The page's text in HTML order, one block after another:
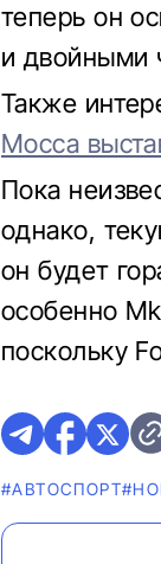
теперь он
и двойными
Также
Мосса
Пока
однако,
он будет
особенно
поскольку
#АВТОСПОРТ